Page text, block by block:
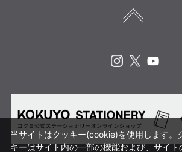
当サイトはクッキー(cookie)を使用します。
キーはサイト内の一部の機能および、サイト